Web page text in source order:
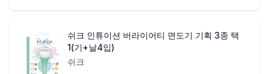
쉬크 인튜이션 버라이어티 면도기 기획 3종 택
1(기+날4입)
쉬크